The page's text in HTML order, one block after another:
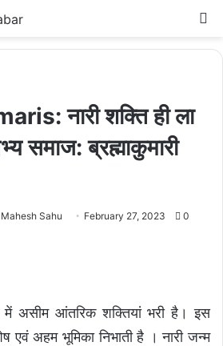
नारी शक्ति ही ला
समाज: ब्रह्माकुमारी
Mahesh Sahu February 27, 2023 0
में असीम आंतरिक शक्तियां भरी है। इस
एवं अहम भूमिका निभाती है । नारी जन्म